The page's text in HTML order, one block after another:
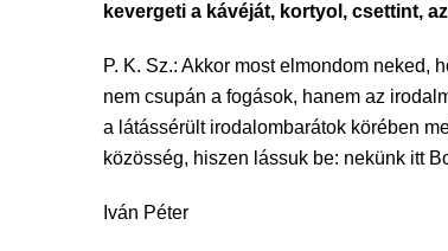
kevergeti a kávéját, kortyol, csettint,
P. K. Sz.: Akkor most elmondom neked,
nem csupán a fogások, hanem az
a látássérült irodalombarátok körében
közösség, hiszen lássuk be: nekünk itt
Iván Péter